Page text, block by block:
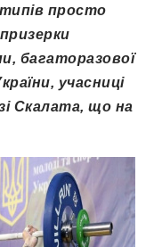
просто
багаторазової
учасниці
Скалата, що на